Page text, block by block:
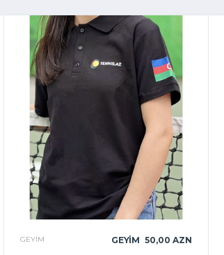
GEYIM GEYIM 50,00 AZN